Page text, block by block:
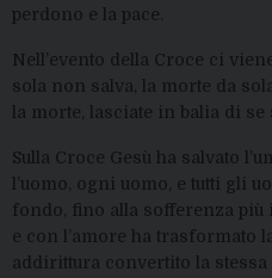
perdono e la pace.
Nell’evento della Croce ci
sola non salva, la morte da
la morte, lasciate in balia di se
Sulla Croce Gesù ha salvato
l’uomo, ogni uomo, e tutti gli
fondo, fino alla sofferenza più
e con l’amore ha trasformato
addirittura convertito la